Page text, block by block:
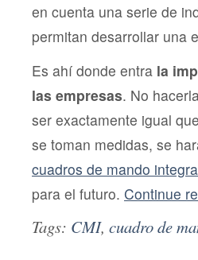
en cuenta una serie de
permitan desarrollar una
Es ahí donde entra la
las empresas. No
ser exactamente igual
se toman medidas, se
cuadros de mando
para el futuro. Continue
Tags: CMI, cuadro de